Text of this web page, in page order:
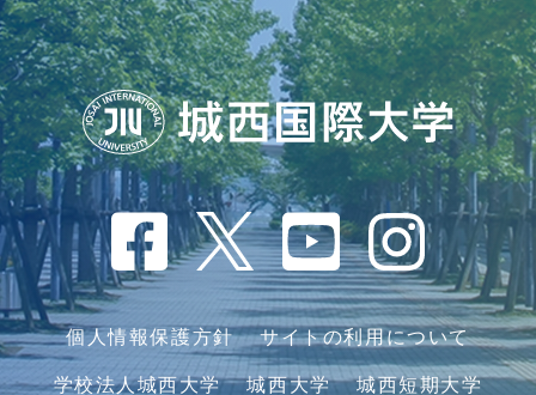
個人情報保護方針 サイトの利用について
学校法人城西大学 城西大学 城西短期大学